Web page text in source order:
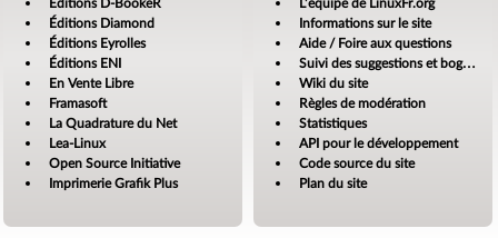
Éditions D-BookeR
Éditions Diamond
Éditions Eyrolles
Éditions ENI
En Vente Libre
Framasoft
La Quadrature du Net
Lea-Linux
Open Source Initiative
Imprimerie Grafik Plus
L’équipe de LinuxFr.org
Informations sur le site
Aide / Foire aux questions
Suivi des suggestions et bogues
Wiki du site
Règles de modération
Statistiques
API pour le développement
Code source du site
Plan du site